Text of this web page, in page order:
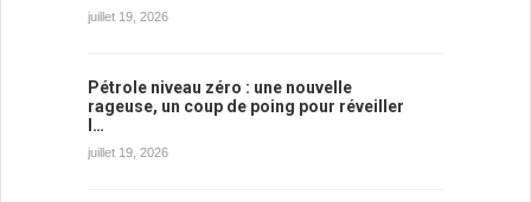
juillet 19, 2026
Pétrole niveau zéro : une nouvelle
rageuse, un coup de poing pour réveiller
l…
juillet 19, 2026